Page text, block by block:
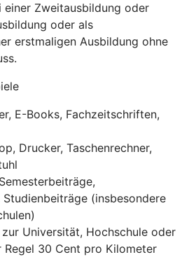
einer Zweitausbildung oder
oder als
erstmaligen Ausbildung ohne
E-Books, Fachzeitschriften,
Drucker, Taschenrechner,
(insbesondere
zur Universität, Hochschule oder
Regel 30 Cent pro Kilometer